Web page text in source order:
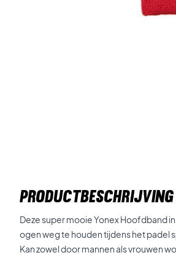
PRODUCTBESCHRIJVING
Deze super mooie Yonex Hoofdband
ogen weg te houden tijdens het padel
Kan zowel door mannen als vrouwen